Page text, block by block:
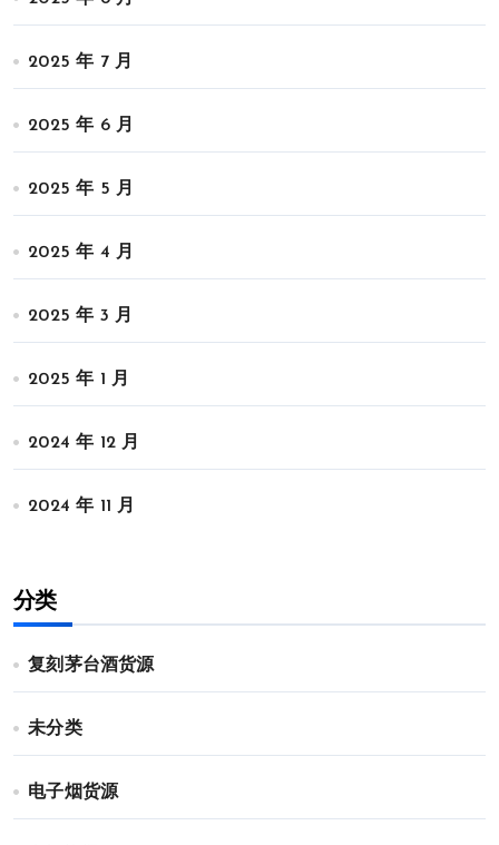
2025 年 7 月
2025 年 6 月
2025 年 5 月
2025 年 4 月
2025 年 3 月
2025 年 1 月
2024 年 12 月
2024 年 11 月
分类
复刻茅台酒货源
未分类
电子烟货源